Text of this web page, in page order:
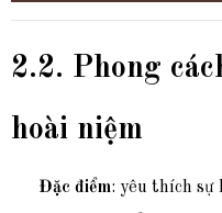
2.2. Phong
hoài niệm
Đặc điểm: yêu thích sự